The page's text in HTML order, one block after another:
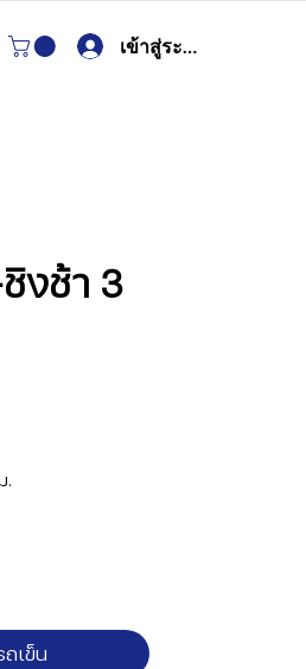
เข้าสู่ระบบ
งช้า 3
.
เข็น